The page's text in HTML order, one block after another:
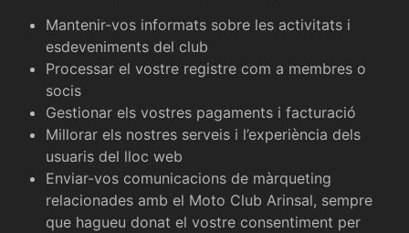
Mantenir-vos informats sobre les activitats i
esdeveniments del club
Processar el vostre registre com a membres o
socis
Gestionar els vostres pagaments i facturació
Millorar els nostres serveis i l’experiència dels
usuaris del lloc web
Enviar-vos comunicacions de màrqueting
relacionades amb el Moto Club Arinsal, sempre
que hagueu donat el vostre consentiment per